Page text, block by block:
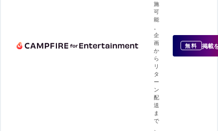
施
可
能
企
画
か
ら
リ
タ
ー
ン
配
送
ま
で
無料 掲載